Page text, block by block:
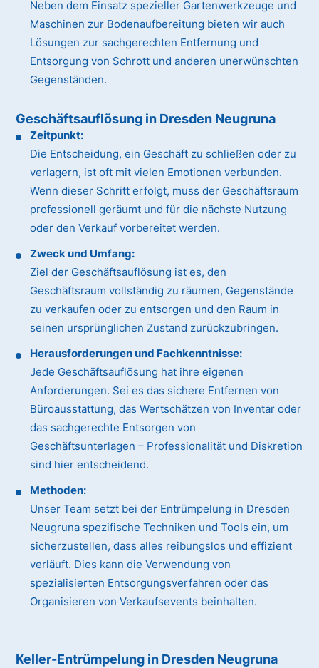
Neben dem Einsatz spezieller Gartenwerkzeuge und
Maschinen zur Bodenaufbereitung bieten wir auch
Lösungen zur sachgerechten Entfernung und
Entsorgung von Schrott und anderen unerwünschten
Gegenständen.
Geschäftsauflösung in Dresden Neugruna
Zeitpunkt:
Die Entscheidung, ein Geschäft zu schließen oder zu
verlagern, ist oft mit vielen Emotionen verbunden.
Wenn dieser Schritt erfolgt, muss der Geschäftsraum
professionell geräumt und für die nächste Nutzung
oder den Verkauf vorbereitet werden.
Zweck und Umfang:
Ziel der Geschäftsauflösung ist es, den
Geschäftsraum vollständig zu räumen, Gegenstände
zu verkaufen oder zu entsorgen und den Raum in
seinen ursprünglichen Zustand zurückzubringen.
Herausforderungen und Fachkenntnisse:
Jede Geschäftsauflösung hat ihre eigenen
Anforderungen. Sei es das sichere Entfernen von
Büroausstattung, das Wertschätzen von Inventar oder
das sachgerechte Entsorgen von
Geschäftsunterlagen – Professionalität und Diskretion
sind hier entscheidend.
Methoden:
Unser Team setzt bei der Entrümpelung in Dresden
Neugruna spezifische Techniken und Tools ein, um
sicherzustellen, dass alles reibungslos und effizient
verläuft. Dies kann die Verwendung von
spezialisierten Entsorgungsverfahren oder das
Organisieren von Verkaufsevents beinhalten.
Keller-Entrümpelung in Dresden Neugruna